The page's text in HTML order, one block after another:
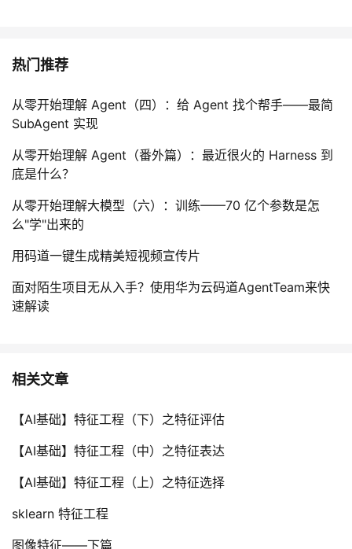
热门推荐
从零开始理解 Agent（四）：给 Agent 找个帮手——最简
SubAgent 实现
从零开始理解 Agent（番外篇）：最近很火的 Harness 到
底是什么？
从零开始理解大模型（六）：训练——70 亿个参数是怎
么"学"出来的
用码道一键生成精美短视频宣传片
面对陌生项目无从入手？使用华为云码道AgentTeam来快
速解读
相关文章
【AI基础】特征工程（下）之特征评估
【AI基础】特征工程（中）之特征表达
【AI基础】特征工程（上）之特征选择
sklearn 特征工程
图像特征——下篇